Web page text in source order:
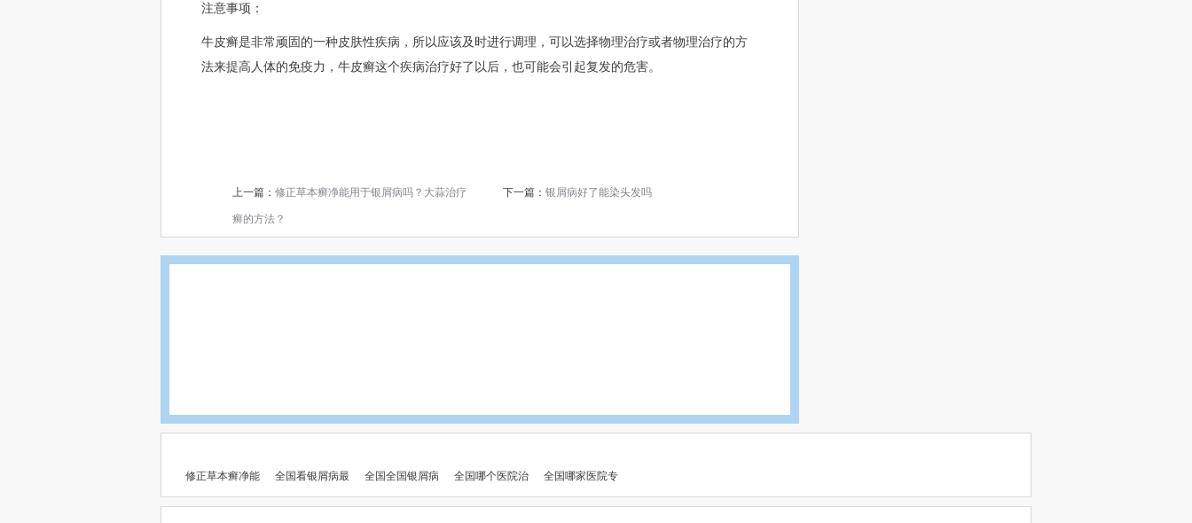
注意事项：
牛皮癣是非常顽固的一种皮肤性疾病，所以应该及时进行调理，可以选择物理治疗或者物理治疗的方
法来提高人体的免疫力，牛皮癣这个疾病治疗好了以后，也可能会引起复发的危害。
上一篇： 修正草本癣净能用于银屑病吗？大蒜治疗
癣的方法？
下一篇： 银屑病好了能染头发吗
修正草本癣净能 全国看银屑病最 全国全国银屑病 全国哪个医院治 全国哪家医院专